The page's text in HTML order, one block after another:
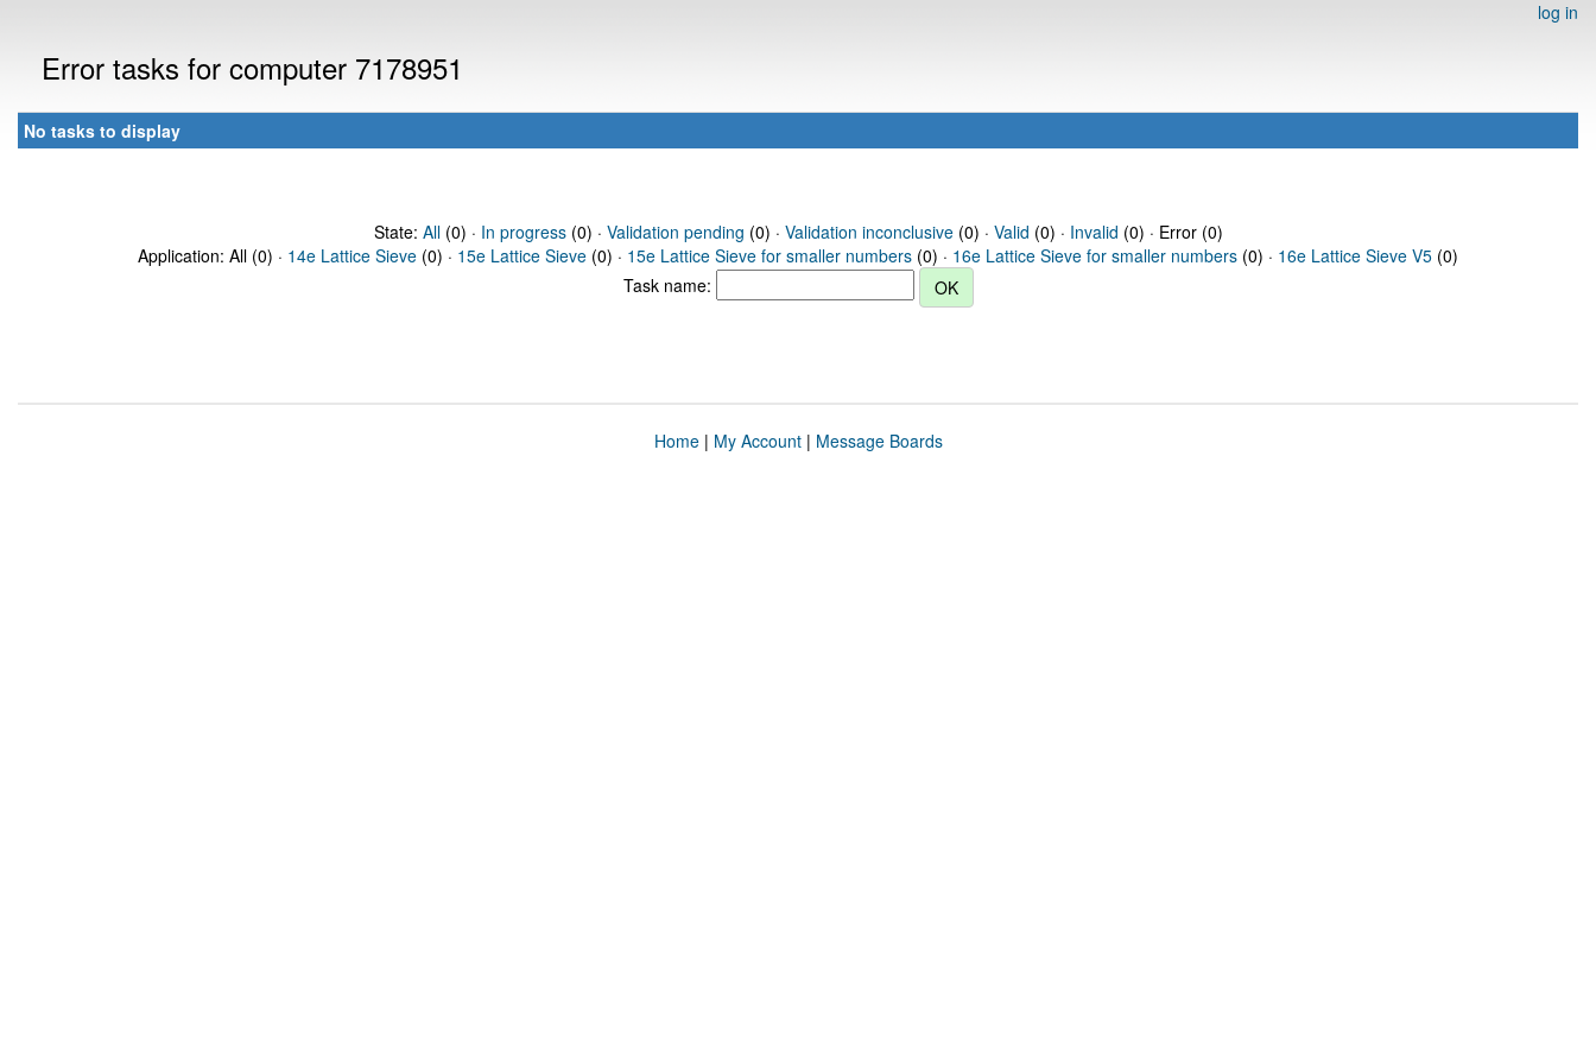
log in
Error tasks for computer 7178951
No tasks to display
State: All(0) · In progress(0) · Validation pending (0) · Validation inconclusive(0) · Valid (0) · Invalid (0) · Error (0)
Application: All (0) · 14e Lattice Sieve (0) · 15e Lattice Sieve (0) · 15e Lattice Sieve for smaller numbers (0) · 16e Lattice Sieve for smaller numbers (0) · 16e Lattice Sieve V5 (0)
Task name:
Home| My Account| Message Boards